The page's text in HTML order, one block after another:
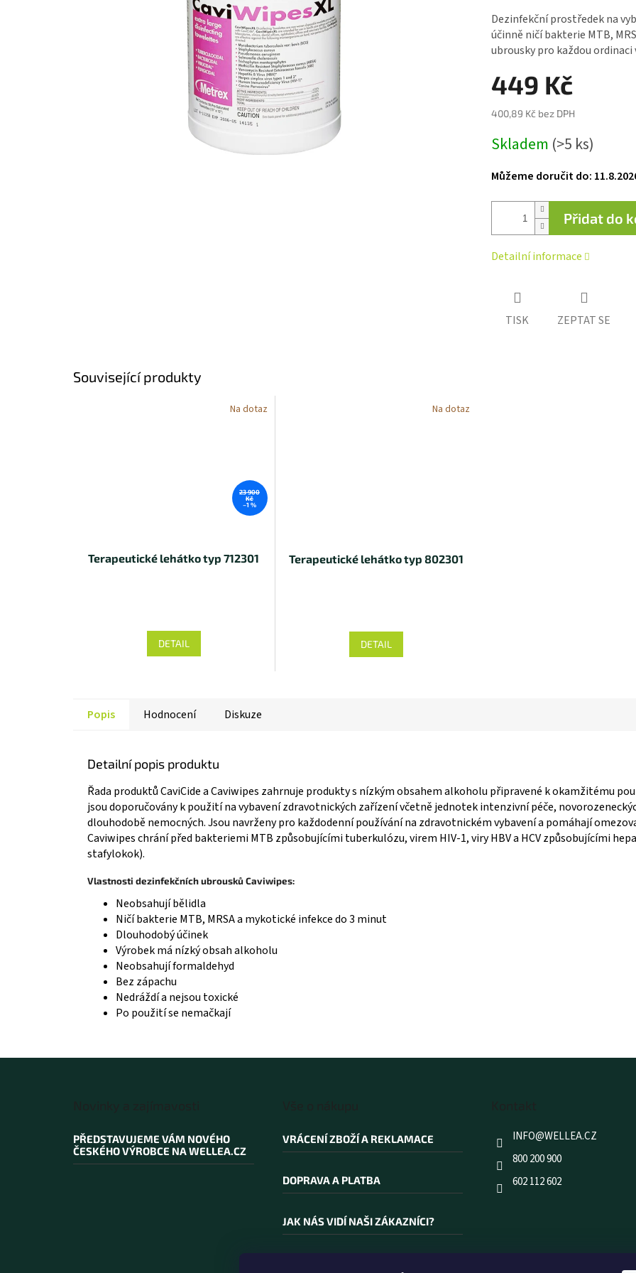
produktu
je
0,0
z 5
Dezinfekční prostředek na
účinně ničí bakterie MTB,
ubrousky pro každou ordinaci
449 Kč
400,89 Kč bez DPH
cena:
Skladem (>5 ks)
Můžeme doručit do:
Přidat do
Detailní informace
TISK ZEPTAT SE
Související produkty
23 900
Kč
–1 %
Na dotaz
Terapeutické lehátko typ 712301
produktu
DETAIL
Na dotaz
Terapeutické lehátko typ 802301
produktu
DETAIL
Popis Hodnocení Diskuze
Detailní popis produktu
Řada produktů CaviCide a Caviwipes zahrnuje produkty s nízkým obsahem alkoholu připravené k okamžitému
jsou doporučovány k použití na vybavení zdravotnických zařízení včetně jednotek intenzivní péče,
dlouhodobě nemocných. Jsou navrženy pro každodenní používání na zdravotnickém vybavení a pomáhají
Caviwipes chrání před bakteriemi MTB způsobujícími tuberkulózu, virem HIV-1, viry HBV a HCV způsobujícími
stafylokok).
Vlastnosti dezinfekčních ubrousků Caviwipes:
Neobsahují bělidla
Ničí bakterie MTB, MRSA a mykotické infekce do 3 minut
Dlouhodobý účinek
Výrobek má nízký obsah alkoholu
Neobsahují formaldehyd
Bez zápachu
Nedráždí a nejsou toxické
Po použití se nemačkají
PŘEDSTAVUJEME VÁM NOVÉHO
ČESKÉHO VÝROBCE NA WELLEA.CZ
VRÁCENÍ ZBOŽÍ A REKLAMACE
DOPRAVA A PLATBA
JAK NÁS VIDÍ NAŠI ZÁKAZNÍCI?
INFO@WELLEA.CZ
800 200 900
602 112 602